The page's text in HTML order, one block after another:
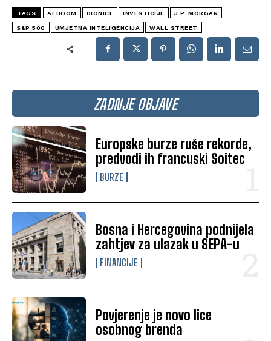
ZADNJE OBJAVE
Europske burze ruše rekorde,
predvodi ih francuski Soitec
BURZE
Bosna i Hercegovina podnijela
zahtjev za ulazak u SEPA-u
FINANCIJE
Povjerenje je novo lice
osobnog brenda
TAGS AI BOOM DIONICE INVESTICIJE J.P. MORGAN
S&P 500 UMJETNA INTELIGENCIJA WALL STREET